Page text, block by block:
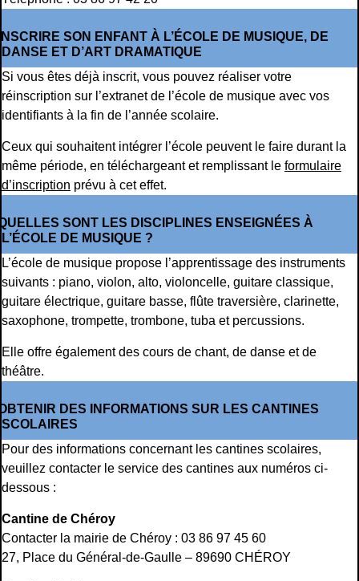
SON ENFANT À L’ÉCOLE DE MUSIQUE, DE
DANSE ET D’ART DRAMATIQUE
Si vous êtes déjà inscrit, vous pouvez réaliser votre
réinscription sur l’extranet de l’école de musique avec vos
identifiants à la fin de l’année scolaire.
Ceux qui souhaitent intégrer l’école peuvent le faire durant la
même période, en téléchargeant et remplissant le formulaire
d’inscription prévu à cet effet.
SONT LES DISCIPLINES ENSEIGNÉES À
L’ÉCOLE DE MUSIQUE ?
L’école de musique propose l’apprentissage des instruments
suivants : piano, violon, alto, violoncelle, guitare classique,
guitare électrique, guitare basse, flûte traversière, clarinette,
saxophone, trompette, trombone, tuba et percussions.
Elle offre également des cours de chant, de danse et de
théâtre.
DES INFORMATIONS SUR LES CANTINES
SCOLAIRES
Pour des informations concernant les cantines scolaires,
veuillez contacter le service des cantines aux numéros ci-
dessous :
Cantine de Chéroy
Contacter la mairie de Chéroy : 03 86 97 45 60
27, Place du Général-de-Gaulle – 89690 CHÉROY